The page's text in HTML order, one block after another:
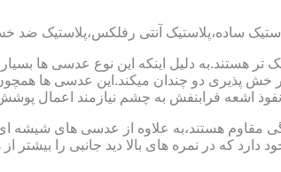
هستند.به دلیل اینکه این نوع عدسی ها
خش پذیری دو چندان میکند.این عدسی ها
اشعه فرابنفش به چشم نیازمند اعمال
مقاوم هستند،به علاوه از عدسی های شیشه ای
که در نمره های بالا دید جانبی را بیشتر